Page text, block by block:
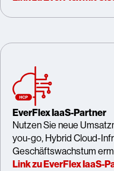
EverFlex IaaS-Partner
Nutzen Sie neue
you-go, Hybrid Cloud-
Geschäftswachstum
Link zu EverFlex IaaS-